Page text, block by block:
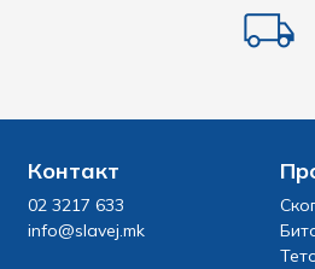
Контакт
02 3217 633
info@slavej.mk